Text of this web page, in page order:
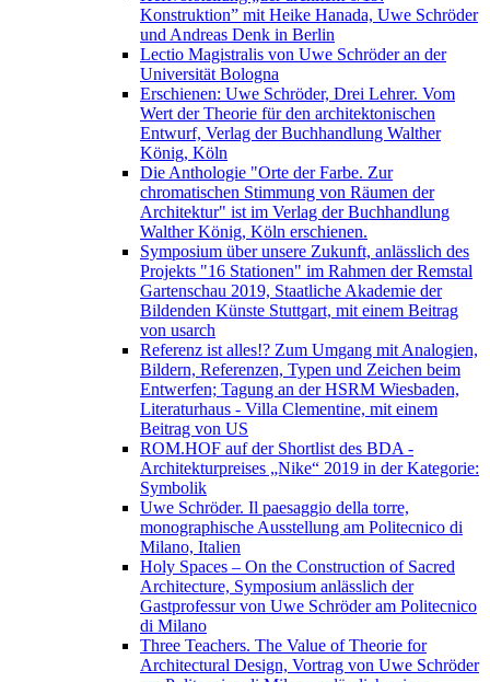
Konstruktion” mit Heike Hanada, Uwe Schröder
und Andreas Denk in Berlin
Lectio Magistralis von Uwe Schröder an der
Universität Bologna
Erschienen: Uwe Schröder, Drei Lehrer. Vom
Wert der Theorie für den architektonischen
Entwurf, Verlag der Buchhandlung Walther
König, Köln
Die Anthologie "Orte der Farbe. Zur
chromatischen Stimmung von Räumen der
Architektur" ist im Verlag der Buchhandlung
Walther König, Köln erschienen.
Symposium über unsere Zukunft, anlässlich des
Projekts "16 Stationen" im Rahmen der Remstal
Gartenschau 2019, Staatliche Akademie der
Bildenden Künste Stuttgart, mit einem Beitrag
von usarch
Referenz ist alles!? Zum Umgang mit Analogien,
Bildern, Referenzen, Typen und Zeichen beim
Entwerfen; Tagung an der HSRM Wiesbaden,
Literaturhaus - Villa Clementine, mit einem
Beitrag von US
ROM.HOF auf der Shortlist des BDA -
Architekturpreises „Nike“ 2019 in der Kategorie:
Symbolik
Uwe Schröder. Il paesaggio della torre,
monographische Ausstellung am Politecnico di
Milano, Italien
Holy Spaces – On the Construction of Sacred
Architecture, Symposium anlässlich der
Gastprofessur von Uwe Schröder am Politecnico
di Milano
Three Teachers. The Value of Theorie for
Architectural Design, Vortrag von Uwe Schröder